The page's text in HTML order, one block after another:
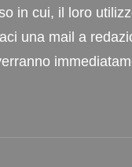
in cui, il loro
una mail a